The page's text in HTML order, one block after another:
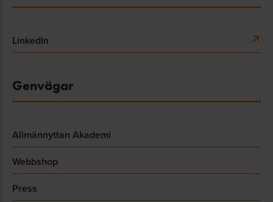
LinkedIn
Genvägar
Allmännyttan Akademi
Webbshop
Press